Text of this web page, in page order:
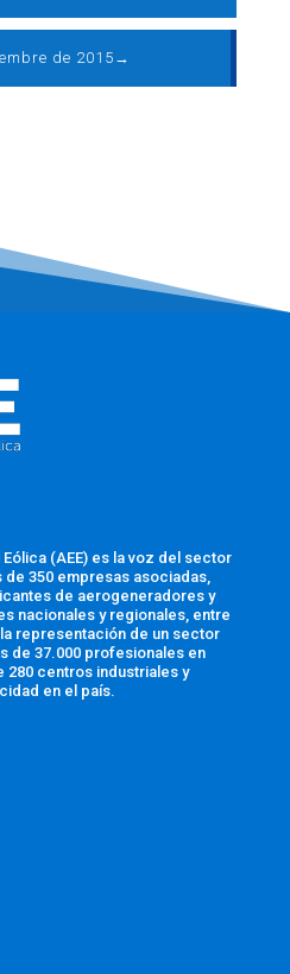
de 2015 →
(AEE) es la voz del sector
de 350 empresas asociadas,
de aerogeneradores y
nacionales y regionales, entre
representación de un sector
de 37.000 profesionales en
280 centros industriales y
en el país.